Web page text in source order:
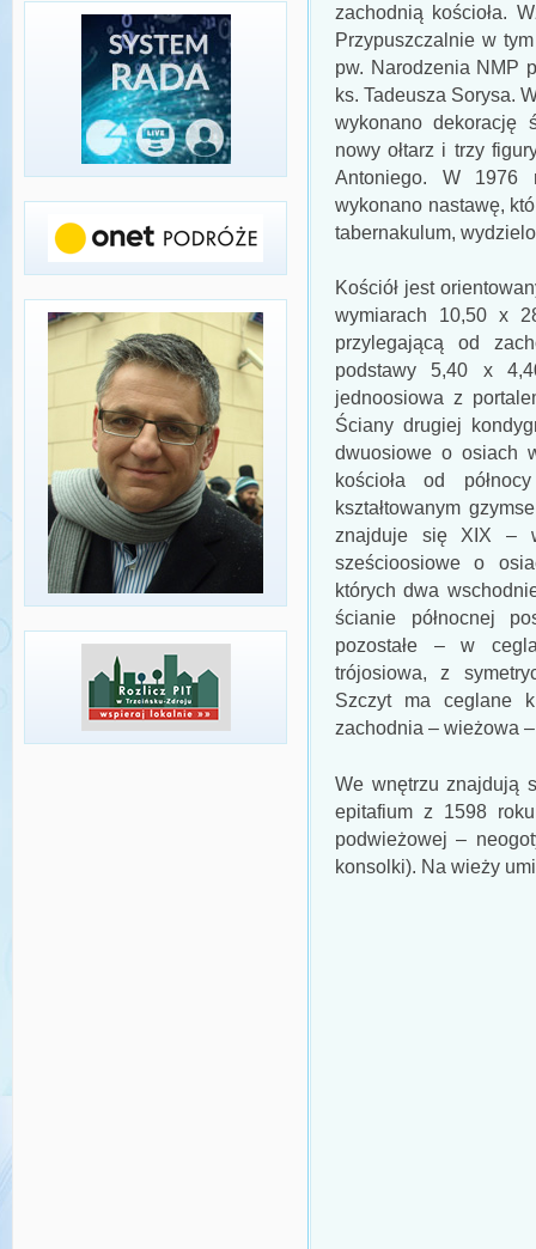
zachodnią kościoła.
Przypuszczalnie w
pw. Narodzenia NMP
ks. Tadeusza Sorysa.
wykonano dekorację
nowy ołtarz i trzy
Antoniego. W 1976
wykonano nastawę,
tabernakulum,
Kościół jest
wymiarach 10,50 x
przylegającą od
podstawy 5,40 x
jednoosiowa z
Ściany drugiej
dwuosiowe o osiach
kościoła od
kształtowanym
znajduje się XIX –
sześcioosiowe o
których dwa
ścianie północnej
pozostałe – w
trójosiowa, z
Szczyt ma ceglane
zachodnia – wieżowa
We wnętrzu znajdują
epitafium z 1598
podwieżowej –
konsolki). Na wieży